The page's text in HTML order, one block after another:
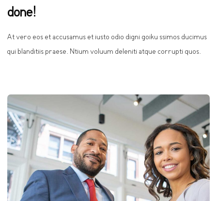
done!
At vero eos et accusamus et iusto odio digni goiku ssimos ducimus
qui blanditiis praese. Ntium voluum deleniti atque corrupti quos.